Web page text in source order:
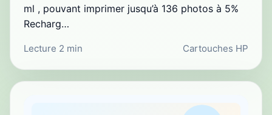
ml , pouvant imprimer jusqu’à 136 photos à 5%
Recharg…
Lecture 2 min Cartouches HP